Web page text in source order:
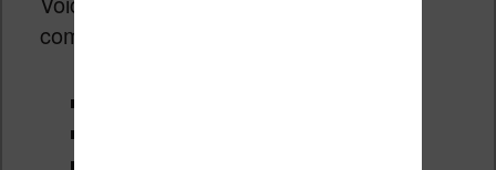
compatibles avec ces jeux :